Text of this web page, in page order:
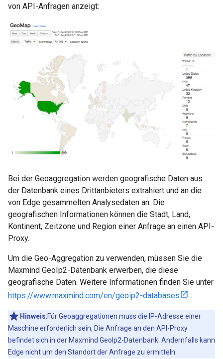
von API-Anfragen anzeigt:
Bei der Geoaggregation werden geografische Daten aus
der Datenbank eines Drittanbieters extrahiert und an die
von Edge gesammelten Analysedaten an. Die
geografischen Informationen können die Stadt, Land,
Kontinent, Zeitzone und Region einer Anfrage an einen API-
Proxy.
Um die Geo-Aggregation zu verwenden, müssen Sie die
Maxmind GeoIp2-Datenbank erwerben, die diese
geografische Daten. Weitere Informationen finden Sie unter
https://www.maxmind.com/en/geoip2-databases
.
Hinweis:Für Geoaggregationen muss die IP-Adresse einer
Maschine erforderlich sein, Die Anfrage an den API-Proxy
befindet sich in der Maxmind GeoIp2-Datenbank. Andernfalls kann
Edge nicht um den Standort der Anfrage zu ermitteln.